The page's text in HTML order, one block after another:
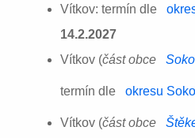
Vítkov: termín dle
14.2.2027
Vítkov (část obce
termín dle okresu
Vítkov (část obce